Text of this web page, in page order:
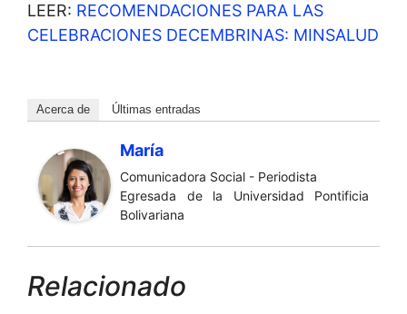
LEER: RECOMENDACIONES PARA LAS
CELEBRACIONES DECEMBRINAS: MINSALUD
Acerca de Últimas entradas
María
Comunicadora Social - Periodista
Egresada de la Universidad Pontificia
Bolivariana
Relacionado